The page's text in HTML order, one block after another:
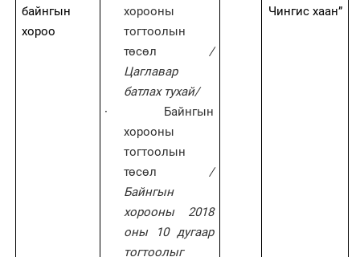
байнгын
хороо
хорооны
тогтоолын
төсөл /
Цаглавар
батлах тухай/
·
Байнгын
хорооны
тогтоолын
төсөл/
Байнгын
хорооны 2018
оны 10 дугаар
тогтоолыг
Чингис хаан”